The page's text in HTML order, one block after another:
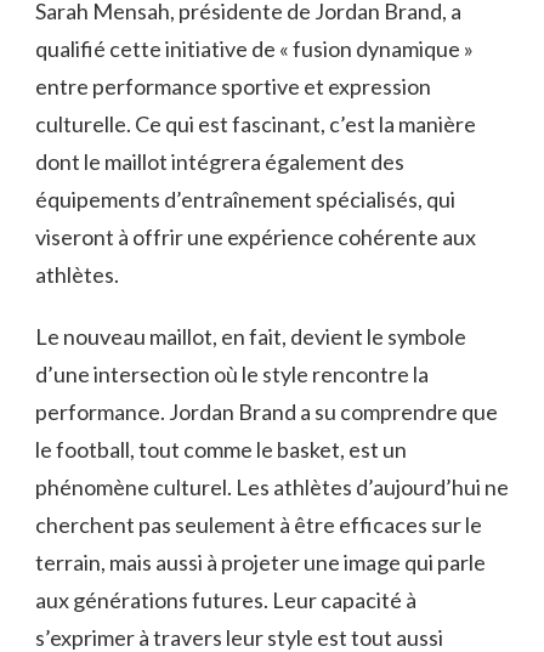
Sarah Mensah, présidente de Jordan Brand, a
qualifié cette initiative de « fusion dynamique »
entre performance sportive et expression
culturelle. Ce qui est fascinant, c’est la manière
dont le maillot intégrera également des
équipements d’entraînement spécialisés, qui
viseront à offrir une expérience cohérente aux
athlètes.
Le nouveau maillot, en fait, devient le symbole
d’une intersection où le style rencontre la
performance. Jordan Brand a su comprendre que
le football, tout comme le basket, est un
phénomène culturel. Les athlètes d’aujourd’hui ne
cherchent pas seulement à être efficaces sur le
terrain, mais aussi à projeter une image qui parle
aux générations futures. Leur capacité à
s’exprimer à travers leur style est tout aussi